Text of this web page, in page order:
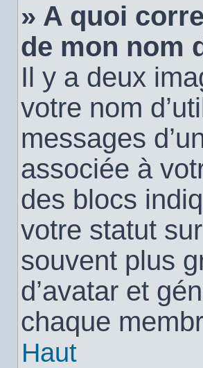
» A quoi
de mon nom
Il y a deux
votre nom
messages
associée à
des blocs
votre statut
souvent plus
d’avatar et
chaque
Haut